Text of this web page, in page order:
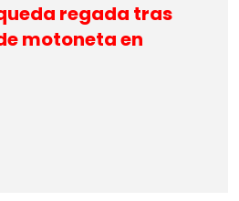
regada tras
motoneta en